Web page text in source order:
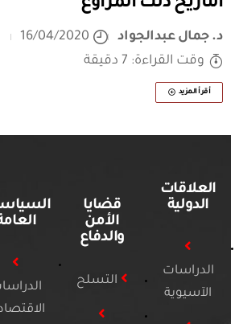
التاريخ ذلك المراوغ
د. جمال عبدالجواد
16/04/2020
وقت القراءة: 7 دقيقة
أقرأ المزيد
العلاقات
الدولية
الدراسات
الآسيوية
قضايا
الأمن
والدفاع
التسلح
العامة